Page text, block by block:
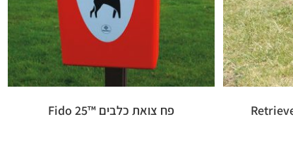
פח צואת כלבים ™Fido 25